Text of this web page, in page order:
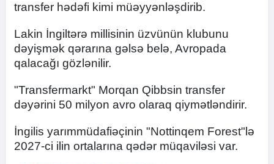
transfer hədəfi kimi müəyyənləşdirib.
Lakin İngiltərə millisinin üzvünün klubunu
dəyişmək qərarına gəlsə belə, Avropada
qalacağı gözlənilir.
"Transfermarkt" Morqan Qibbsin transfer
dəyərini 50 milyon avro olaraq qiymətləndirir.
İngilis yarımmüdafiəçinin "Nottinqem Forest"lə
2027-ci ilin ortalarına qədər müqaviləsi var.